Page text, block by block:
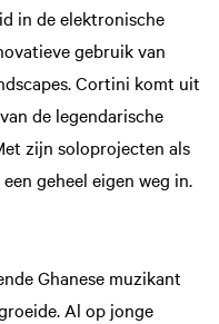
in de elektronische
gebruik van
Cortini komt uit
de legendarische
zijn soloprojecten als
geheel eigen weg in.
Ghanese muzikant
Al op jonge